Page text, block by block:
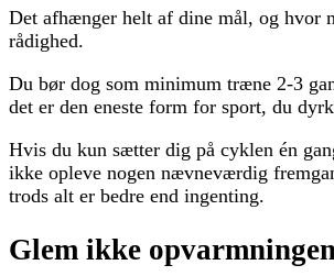
Det afhænger helt af dine mål, og hvor
rådighed.
Du bør dog som minimum træne 2-3
det er den eneste form for sport, du
Hvis du kun sætter dig på cyklen én
ikke opleve nogen nævneværdig
trods alt er bedre end ingenting.
Glem ikke opvarmningen